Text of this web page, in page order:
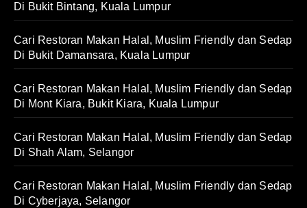
Di Bukit Bintang, Kuala Lumpur
Cari Restoran Makan Halal, Muslim Friendly dan Sedap
Di Bukit Damansara, Kuala Lumpur
Cari Restoran Makan Halal, Muslim Friendly dan Sedap
Di Mont Kiara, Bukit Kiara, Kuala Lumpur
Cari Restoran Makan Halal, Muslim Friendly dan Sedap
Di Shah Alam, Selangor
Cari Restoran Makan Halal, Muslim Friendly dan Sedap
Di Cyberjaya, Selangor